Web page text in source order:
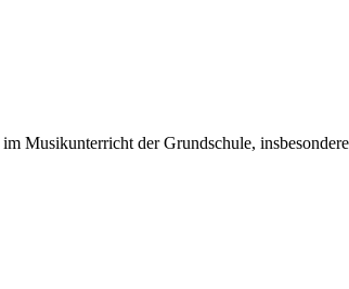
Musikunterricht der Grundschule,